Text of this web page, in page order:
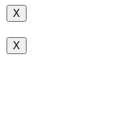
X
X